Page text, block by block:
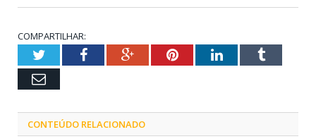
COMPARTILHAR:
TwitterFacebookGoogle+PinterestLinkedInTumblr
Email
CONTEÚDO RELACIONADO